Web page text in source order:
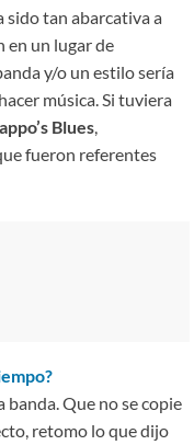
sido tan abarcativa a
en un lugar de
y/o un estilo sería
música. Si tuviera
Blues,
fueron referentes
banda. Que no se copie
retomo lo que dijo